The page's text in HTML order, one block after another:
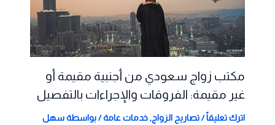
مكتب زواج سعودي من أجنبية مقيمة أو
غير مقيمة: الفروقات والإجراءات بالتفصيل
اترك تعليقاً/تصاريح الزواج,خدمات عامة/ بواسطة سهل